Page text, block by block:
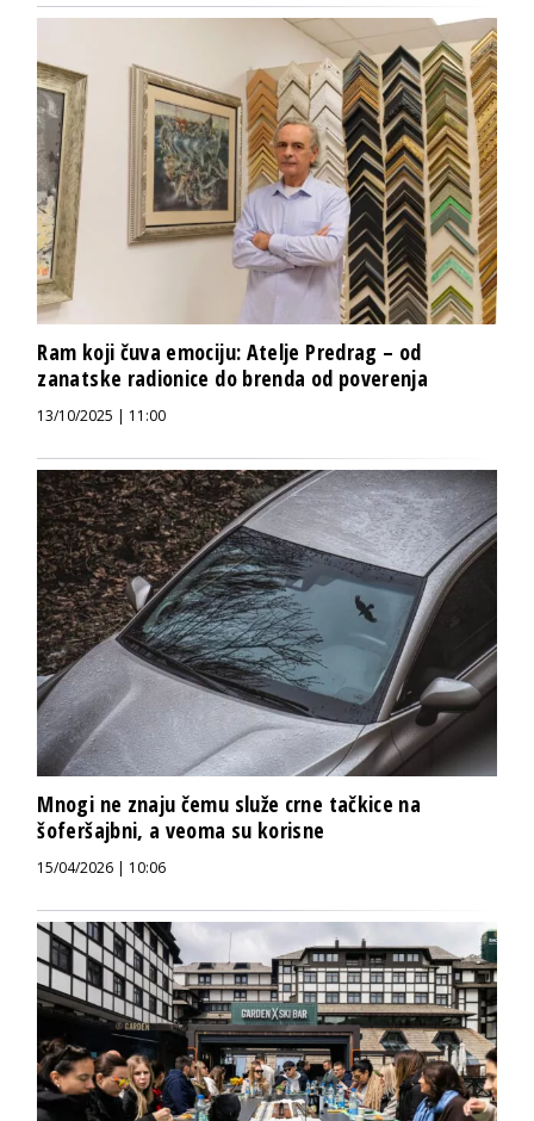
Ram koji čuva emociju: Atelje Predrag – od
zanatske radionice do brenda od poverenja
13/10/2025 | 11:00
Mnogi ne znaju čemu služe crne tačkice na
šoferšajbni, a veoma su korisne
15/04/2026 | 10:06